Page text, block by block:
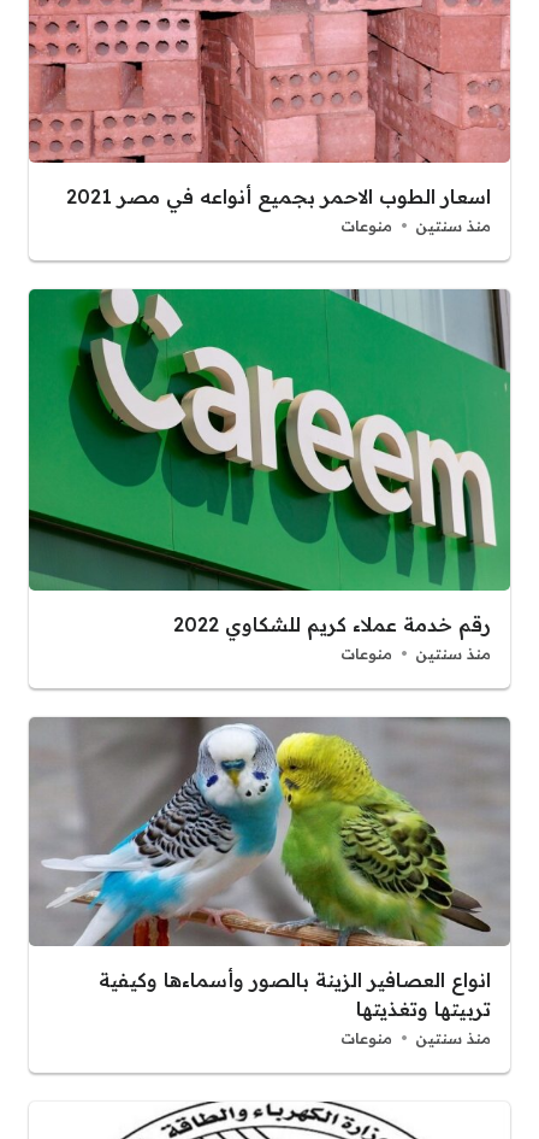
اسعار الطوب الاحمر بجميع أنواعه في مصر 2021
منذ سنتين منوعات
رقم خدمة عملاء كريم للشكاوي 2022
منذ سنتين منوعات
انواع العصافير الزينة بالصور وأسماءها وكيفية
تربيتها وتغذيتها
منذ سنتين منوعات